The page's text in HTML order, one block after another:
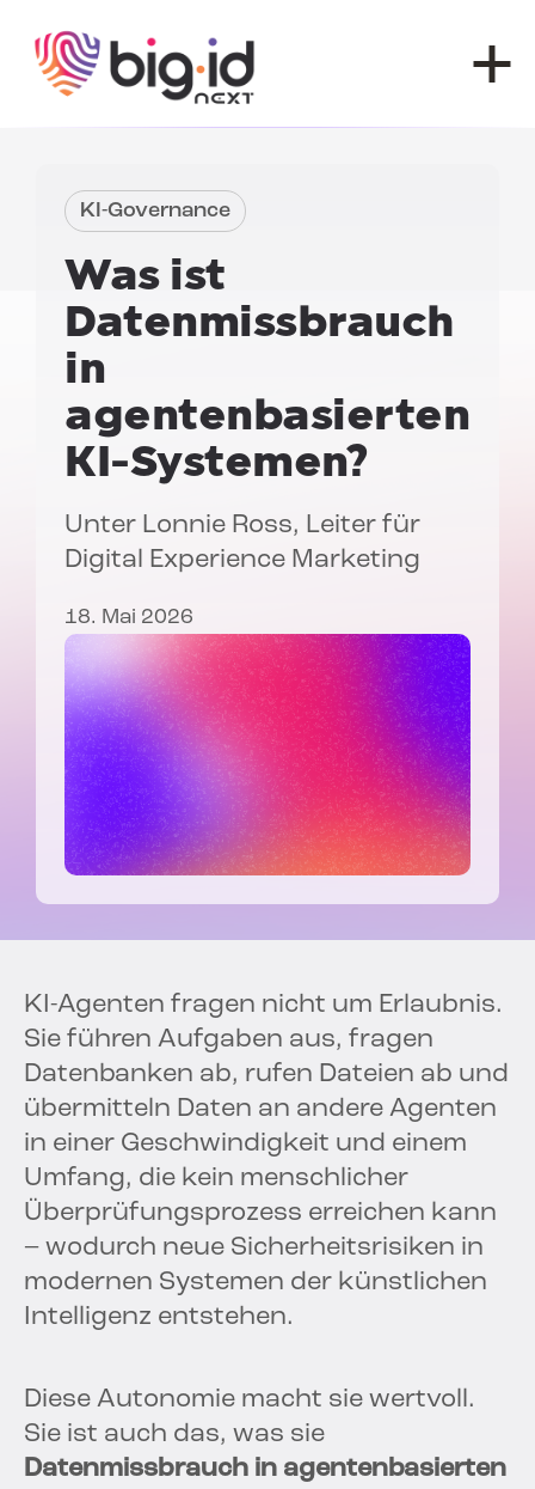
KI-Governance
Was ist
Datenmissbrauch
in
agentenbasierten
KI-Systemen?
Unter Lonnie Ross, Leiter für
Digital Experience Marketing
18. Mai 2026
KI-Agenten fragen nicht um Erlaubnis.
Sie führen Aufgaben aus, fragen
Datenbanken ab, rufen Dateien ab und
übermitteln Daten an andere Agenten
in einer Geschwindigkeit und einem
Umfang, die kein menschlicher
Überprüfungsprozess erreichen kann
– wodurch neue Sicherheitsrisiken in
modernen Systemen der künstlichen
Intelligenz entstehen.
Diese Autonomie macht sie wertvoll.
Sie ist auch das, was sie
Datenmissbrauch in agentenbasierten